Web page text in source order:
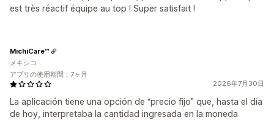
est très réactif équipe au top ! Super satisfait !
2026年7月30日
La aplicación tiene una opción de “precio fijo” que, hasta el día
de hoy, interpretaba la cantidad ingresada en la moneda
MichiCare™
メキシコ
アプリの使用期間：7ヶ月